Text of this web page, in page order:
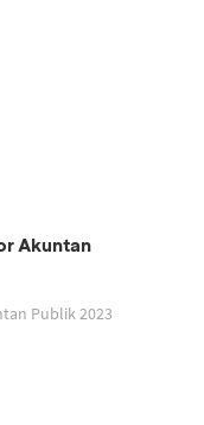
Akuntan
Publik 2023